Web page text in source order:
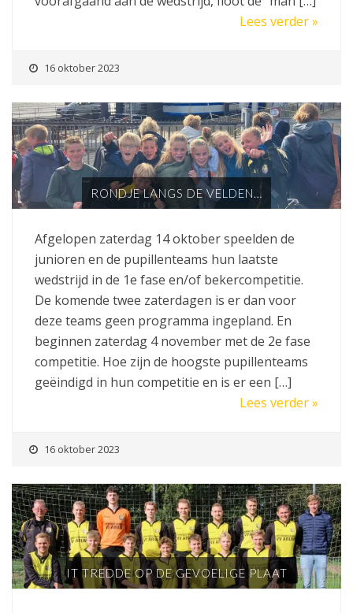
Lees verder »
16 oktober 2023
RONDJE LANGS DE VELDEN…
Afgelopen zaterdag 14 oktober speelden de
junioren en de pupillenteams hun laatste
wedstrijd in de 1e fase en/of bekercompetitie.
De komende twee zaterdagen is er dan voor
deze teams geen programma ingepland. En
beginnen zaterdag 4 november met de 2e fase
competitie. Hoe zijn de hoogste pupillenteams
geëindigd in hun competitie en is er een […]
Lees verder »
16 oktober 2023
IT TREDDE OP DE GEVOELIGE PLAAT